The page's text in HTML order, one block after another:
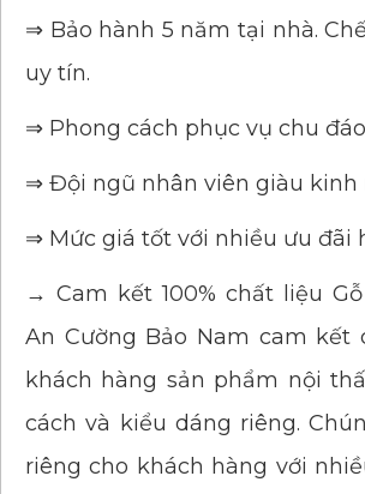
⇒ Bảo hành 5 năm tại nhà.
uy tín.
⇒ Phong cách phục vụ chu
⇒ Đội ngũ nhân viên giàu kinh
⇒ Mức giá tốt với nhiều ưu đãi
→ Cam kết 100% chất liệu
An Cường Bảo Nam cam kết
khách hàng sản phẩm nội
cách và kiểu dáng riêng.
riêng cho khách hàng với